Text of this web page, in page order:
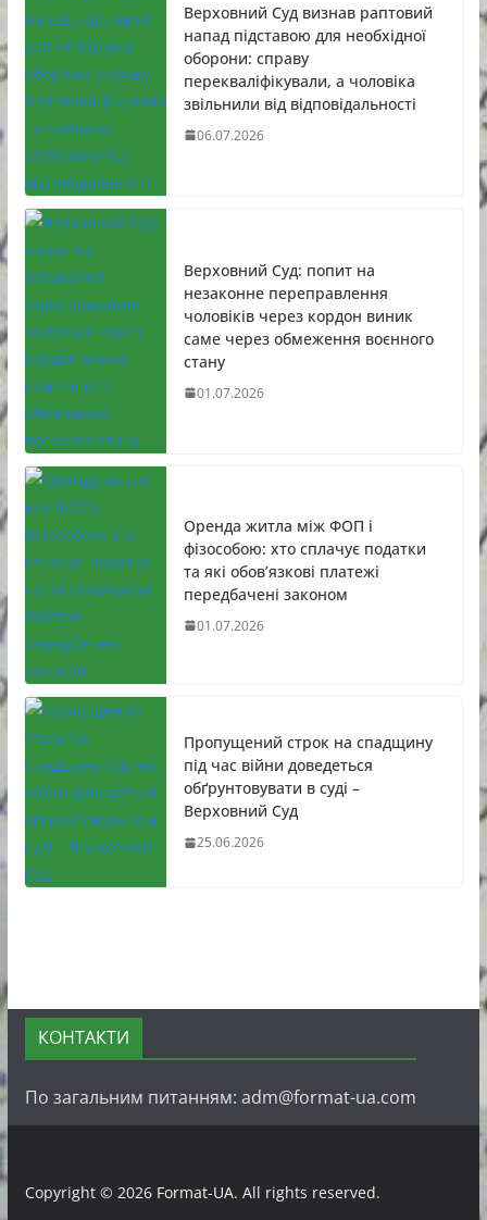
Верховний Суд визнав раптовий
напад підставою для необхідної
оборони: справу
перекваліфікували, а чоловіка
звільнили від відповідальності
06.07.2026
Верховний Суд: попит на
незаконне переправлення
чоловіків через кордон виник
саме через обмеження воєнного
стану
01.07.2026
Оренда житла між ФОП і
фізособою: хто сплачує податки
та які обов’язкові платежі
передбачені законом
01.07.2026
Пропущений строк на спадщину
під час війни доведеться
обґрунтовувати в суді –
Верховний Суд
25.06.2026
КОНТАКТИ
По загальним питанням: adm@format-ua.com
Copyright © 2026 Format-UA. All rights reserved.